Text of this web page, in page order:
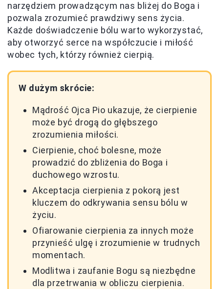
narzędziem prowadzącym nas bliżej do Boga i
pozwala zrozumieć prawdziwy sens życia.
Każde doświadczenie bólu warto wykorzystać,
aby otworzyć serce na współczucie i miłość
wobec tych, którzy również cierpią.
W dużym skrócie:
Mądrość Ojca Pio ukazuje, że cierpienie
może być drogą do głębszego
zrozumienia miłości.
Cierpienie, choć bolesne, może
prowadzić do zbliżenia do Boga i
duchowego wzrostu.
Akceptacja cierpienia z pokorą jest
kluczem do odkrywania sensu bólu w
życiu.
Ofiarowanie cierpienia za innych może
przynieść ulgę i zrozumienie w trudnych
momentach.
Modlitwa i zaufanie Bogu są niezbędne
dla przetrwania w obliczu cierpienia.